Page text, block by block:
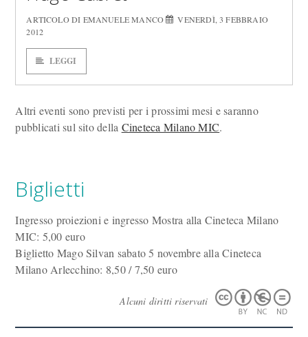
ARTICOLO DI EMANUELE MANCO
VENERDÌ, 3 FEBBRAIO
2012
LEGGI
Altri eventi sono previsti per i prossimi mesi e saranno
pubblicati sul sito della Cineteca Milano MIC.
Biglietti
Ingresso proiezioni e ingresso Mostra alla Cineteca Milano
MIC: 5,00 euro
Biglietto Mago Silvan sabato 5 novembre alla Cineteca
Milano Arlecchino: 8,50 / 7,50 euro
Alcuni diritti riservati